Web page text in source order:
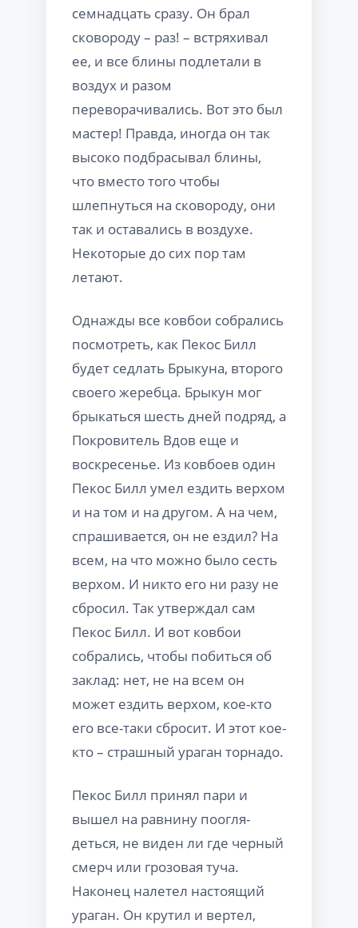
семнадцать сразу. Он брал
сковороду – раз! – встряхивал
ее, и все блины подлетали в
воздух и разом
переворачивались. Вот это был
мастер! Правда, иногда он так
высоко подбрасывал блины,
что вместо того чтобы
шлепнуться на сковороду, они
так и оставались в воздухе.
Некоторые до сих пор там
летают.
Однажды все ковбои собрались
посмотреть, как Пекос Билл
будет седлать Брыкуна, второго
своего жеребца. Брыкун мог
брыкаться шесть дней подряд, а
Покровитель Вдов еще и
воскресенье. Из ковбоев один
Пекос Билл умел ездить верхом
и на том и на другом. А на чем,
спрашивается, он не ездил? На
всем, на что можно было сесть
верхом. И никто его ни разу не
сбросил. Так утверждал сам
Пекос Билл. И вот ковбои
собрались, чтобы побиться об
заклад: нет, не на всем он
может ездить верхом, кое-кто
его все-таки сбросит. И этот кое-
кто – страшный ураган торнадо.
Пекос Билл принял пари и
вышел на равнину поогля-
деться, не виден ли где черный
смерч или грозовая туча.
Наконец налетел настоящий
ураган. Он крутил и вертел,